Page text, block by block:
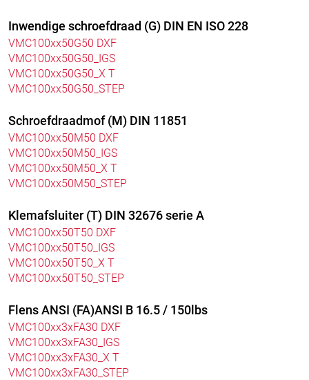
Inwendige schroefdraad (G) DIN EN ISO 228
VMC100xx50G50 DXF
VMC100xx50G50_IGS
VMC100xx50G50_X T
VMC100xx50G50_STEP
Schroefdraadmof (M) DIN 11851
VMC100xx50M50 DXF
VMC100xx50M50_IGS
VMC100xx50M50_X T
VMC100xx50M50_STEP
Klemafsluiter (T) DIN 32676 serie A
VMC100xx50T50 DXF
VMC100xx50T50_IGS
VMC100xx50T50_X T
VMC100xx50T50_STEP
Flens ANSI (FA)ANSI B 16.5 / 150lbs
VMC100xx3xFA30 DXF
VMC100xx3xFA30_IGS
VMC100xx3xFA30_X T
VMC100xx3xFA30_STEP